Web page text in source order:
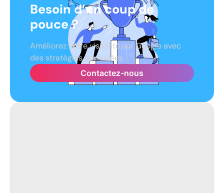
Besoin d’un coup de
pouce ?
Améliorez votre visibilité sur Google avec
des stratégies éprouvées.
Contactez-nous